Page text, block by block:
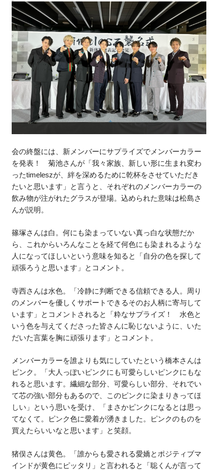
会の終盤には、新メンバーにサプライズでメンバーカラー
を発表！ 菊池さんが「我々家族、新しい形に生まれ変わ
ったtimeleszが、絆を深めるために乾杯をさせていただき
たいと思います」と言うと、それぞれのメンバーカラーの
飲み物が注がれたグラスが登場。込められた意味は松島さ
んが説明。
篠塚さんは白。何にも染まっていない真っ白な状態だか
ら、これからいろんなことを経て何色にも染まれるような
人になってほしいという意味を知ると「自分の色を探して
頑張ろうと思います」とコメント。
寺西さんは水色。「冷静に判断できる信頼できる人。周り
のメンバーを優しくサポートできるそのお人柄に寄与して
います」とコメントされると「粋なサプライズ！ 水色と
いう色を与えてくださった皆さんに恥じないように、いた
だいた言葉を胸に頑張ります」とコメント。
メンバーカラーを誰よりも気にしていたという橋本さんは
ピンク。「大人っぽいピンクにも可愛らしいピンクにもな
れると思います。繊細な部分、可愛らしい部分、それでい
て芯の強い部分もあるので、このピンクに染まりきってほ
しい」という思いを受け、「まさかピンクになるとは思っ
てなくて。ピンク色に愛着が湧きました。ピンクのものを
買えたらいいなと思います」と笑顔。
猪俣さんは黄色。「誰からも愛される愛嬌とポジティブマ
インドが黄色にピッタリ」と言われると「聡くんが言って